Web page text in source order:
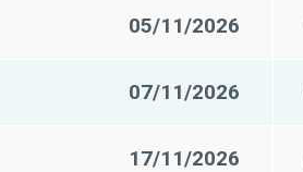
05/11/2026
07/11/2026
17/11/2026